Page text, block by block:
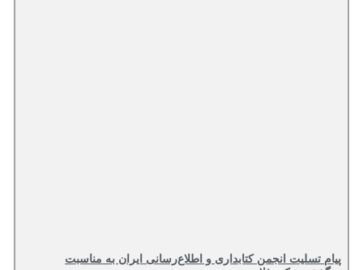
پیام تسلیت انجمن کتابداری و اطلاع‌رسانی ایران به مناسبت